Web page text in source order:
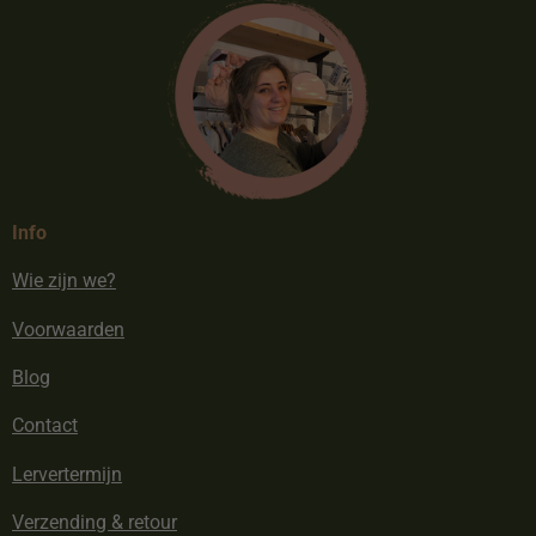
Info
Wie zijn we?
Voorwaarden
Blog
Contact
Lervertermijn
Verzending & retour